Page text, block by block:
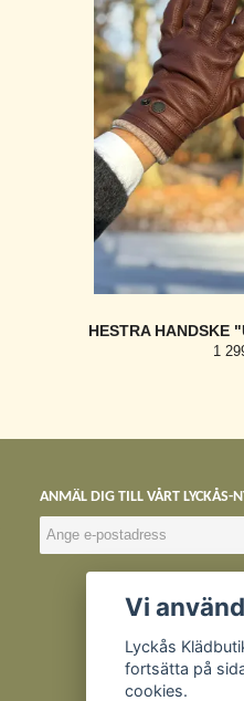
HESTRA HANDSKE
1
ANMÄL DIG TILL VÅRT LYCKÅS-
Vi
Lyckås
fortsätta på
cookies.